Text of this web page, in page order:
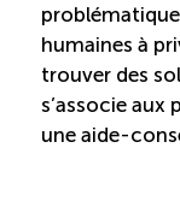
Ressources
humaines à
trouver des
s’associe
une aide-